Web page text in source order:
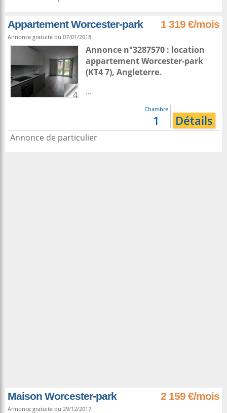
Appartement Worcester-park 1 319 €/mois
Annonce gratuite du 07/01/2018.
4
Annonce n°3287570 : location
appartementWorcester-park
(KT4 7), Angleterre.
...
Chambre
1 Détails
Annonce de particulier
Maison Worcester-park 2 159 €/mois
Annonce gratuite du 29/12/2017.